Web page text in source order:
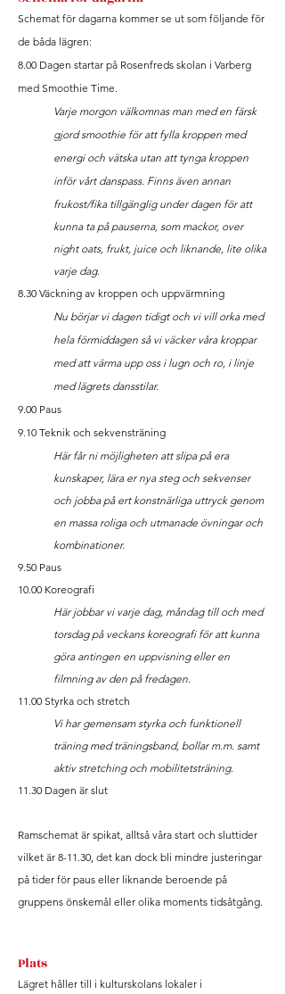
Schemat för dagarna kommer se ut som följande för
de båda lägren:
8.00 Dagen startar på Rosenfreds skolan i Varberg
med Smoothie Time.
Varje morgon välkomnas man med en färsk
gjord smoothie för att fylla kroppen med
energi och vätska utan att tynga kroppen
inför vårt danspass. Finns även annan
frukost/fika tillgängligunder dagen för att
kunna ta på pauserna, som mackor, over
night oats, frukt, juice och liknande, lite olika
varje dag.
8.30 Väckning av kroppen och uppvärmning
Nu börjar vi dagen tidigt och vi vill orka med
hela förmiddagen så vi väcker våra kroppar
med att värma upp oss i lugn och ro, i linje
med lägrets dansstilar.
9.00 Paus
9.10 Teknik och sekvensträning
Här får ni möjligheten att slipa på era
kunskaper, lära er nya steg och sekvenser
och jobba på ert konstnärliga uttryck genom
en massa roliga och utmanade övningar och
kombinationer.
9.50 Paus
10.00 Koreografi
Här jobbar vi varje dag, måndag till och med
torsdag på veckans koreografi för att kunna
göra antingen en uppvisning eller en
filmning av den på fredagen.
11.00 Styrka och stretch
Vi har gemensam styrka och funktionell
träning med träningsband, bollar m.m. samt
aktivstretchingoch mobilitetsträning.
1 1.30 Dagen är slut
Ramschemat är spikat, alltså våra start och sluttider
vilket är 8-11.30, det kan dock bli mindre justeringar
på tider för paus eller liknande beroende på
gruppens önskemål eller olika moments tidsåtgång.
Plats
Lägret håller till i kulturskolans lokaler i